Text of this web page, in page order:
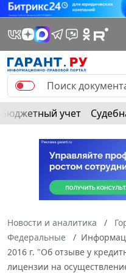
Бюджетный учет
Новости и аналитика
Федеральные
2016 г. "Об отзыве у
лицензии на